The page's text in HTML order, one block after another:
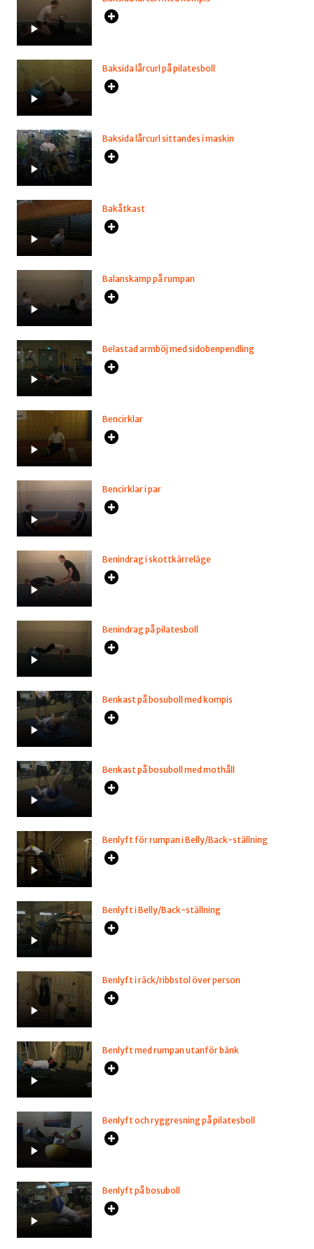
Baksida lårcurl på pilatesboll
Baksida lårcurl sittandes i maskin
Bakåtkast
Balanskamp på rumpan
Belastad armböj med sidobenpendling
Bencirklar
Bencirklar i par
Benindrag i skottkärreläge
Benindrag på pilatesboll
Benkast på bosuboll med kompis
Benkast på bosuboll med mothåll
Benlyft för rumpan i Belly/Back-ställning
Benlyft i Belly/Back-ställning
Benlyft i räck/ribbstol över person
Benlyft med rumpan utanför bänk
Benlyft och ryggresning på pilatesboll
Benlyft på bosuboll